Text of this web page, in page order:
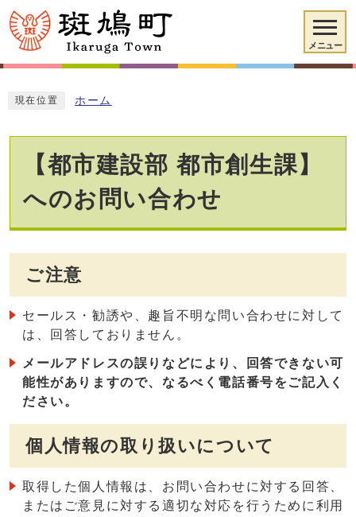
メニュー
現在位置 ホーム
【都市建設部 都市創生課】
へのお問い合わせ
ご注意
セールス・勧誘や、趣旨不明な問い合わせに対して
は、回答しておりません。
メールアドレスの誤りなどにより、回答できない可
能性がありますので、なるべく電話番号をご記入く
ださい。
個人情報の取り扱いについて
取得した個人情報は、お問い合わせに対する回答、
またはご意見に対する適切な対応を行うために利用